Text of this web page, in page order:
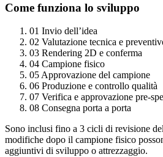
Come funziona lo sviluppo
01 Invio dell’idea
02 Valutazione tecnica e
03 Rendering 2D e conferma
04 Campione fisico
05 Approvazione del campione
06 Produzione e controllo qualità
07 Verifica e approvazione pre-
08 Consegna porta a porta
Sono inclusi fino a 3 cicli di revisione
modifiche dopo il campione fisico
aggiuntivi di sviluppo o attrezzaggio.